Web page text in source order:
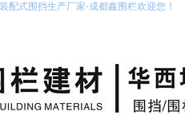
配式围挡生产厂家-成都鑫围栏欢迎您！